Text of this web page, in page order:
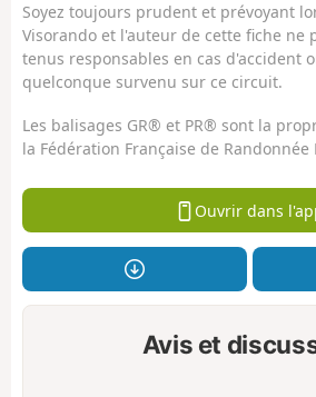
Soyez toujours prudent et prévoyant
Visorando et l'auteur de cette fiche ne
tenus responsables en cas d'accident
quelconque survenu sur ce circuit.
Les balisages GR® et PR® sont la
la Fédération Française de Randonnée
Ouvrir dans
Avis et